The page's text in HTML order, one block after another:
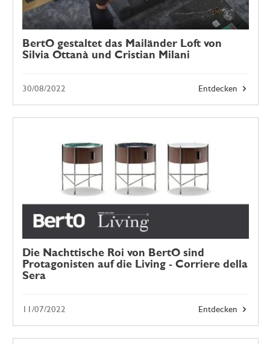
BertO gestaltet das Mailänder Loft von
Silvia Ottanà und Cristian Milani
Entdecken
30/08/2022
Die Nachttische Roi von BertO sind
Protagonisten auf die Living - Corriere della
Sera
Entdecken
11/07/2022